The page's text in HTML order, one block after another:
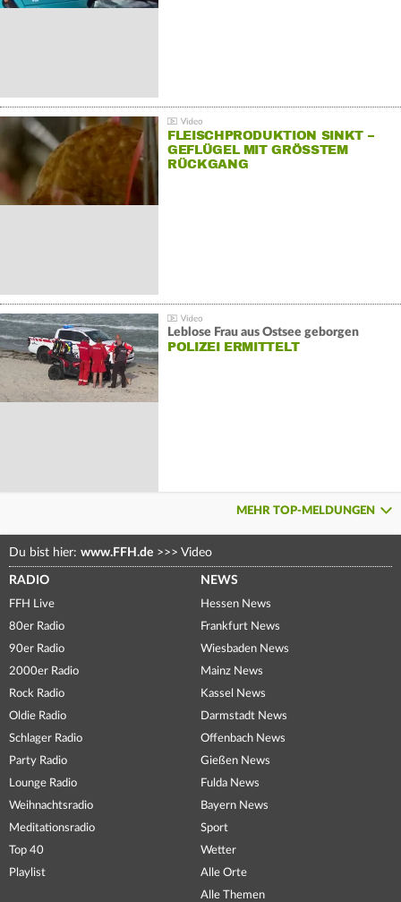
FLEISCHPRODUKTION SINKT –
GEFLÜGEL MIT GRÖSSTEM R
ÜCKGANG
Leblose Frau aus Ostsee geborgen
POLIZEI ERMITTELT
MEHR TOP-MELDUNGEN
Du bist hier: www.FFH.de >>> Video
RADIO
FFH Live
80er Radio
90er Radio
2000er Radio
Rock Radio
Oldie Radio
Schlager Radio
Party Radio
Lounge Radio
Weihnachtsradio
Meditationsradio
Top 40
Playlist
NEWS
Hessen News
Frankfurt News
Wiesbaden News
Mainz News
Kassel News
Darmstadt News
Offenbach News
Gießen News
Fulda News
Bayern News
Sport
Wetter
Alle Orte
Alle Themen